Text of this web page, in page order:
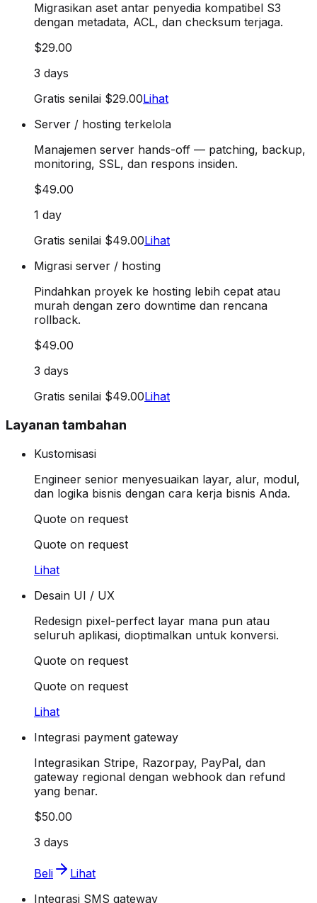
Migrasikan aset antar penyedia kompatibel S3
dengan metadata, ACL, dan checksum terjaga.
$29.00
3 days
Gratis senilai $29.00Lihat
Server / hosting terkelola
Manajemen server hands-off — patching, backup,
monitoring, SSL, dan respons insiden.
$49.00
1 day
Gratis senilai $49.00Lihat
Migrasi server / hosting
Pindahkan proyek ke hosting lebih cepat atau
murah dengan zero downtime dan rencana
rollback.
$49.00
3 days
Gratis senilai $49.00Lihat
Layanan tambahan
Kustomisasi
Engineer senior menyesuaikan layar, alur, modul,
dan logika bisnis dengan cara kerja bisnis Anda.
Quote on request
Quote on request
Lihat
Desain UI / UX
Redesign pixel-perfect layar mana pun atau
seluruh aplikasi, dioptimalkan untuk konversi.
Quote on request
Quote on request
Lihat
Integrasi payment gateway
Integrasikan Stripe, Razorpay, PayPal, dan
gateway regional dengan webhook dan refund
yang benar.
$50.00
3 days
Beli
Lihat
Integrasi SMS gateway